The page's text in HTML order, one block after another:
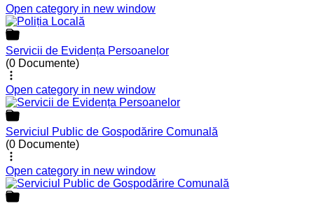
Open category in new window
Servicii de Evidența Persoanelor
(0 Documente)
Open category in new window
Serviciul Public de Gospodărire Comunală
(0 Documente)
Open category in new window